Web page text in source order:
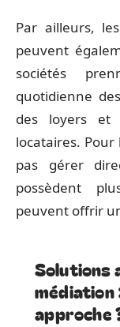
Par ailleurs,
peuvent
sociétés
quotidienne
des loyers et
locataires.
pas gérer
possèdent
peuvent offrir
Solutions
médiation
approche